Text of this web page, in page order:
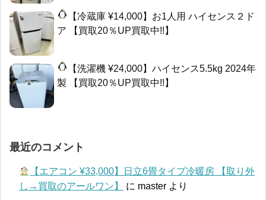
【冷蔵庫 ¥14,000】お1人用 ハイセンス２ド
ア 【買取20％UP買取中!!】
【洗濯機 ¥24,000】ハイセンス5.5kg 2024年
製 【買取20％UP買取中!!】
最近のコメント
【エアコン ¥33,000】日立6畳タイプ冷暖房 【取り外
し→買取のアールワン】
に master より